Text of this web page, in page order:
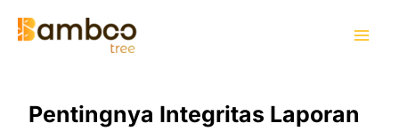
Pentingnya Integritas Laporan